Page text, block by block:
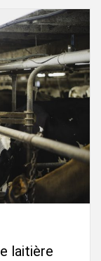
laitière